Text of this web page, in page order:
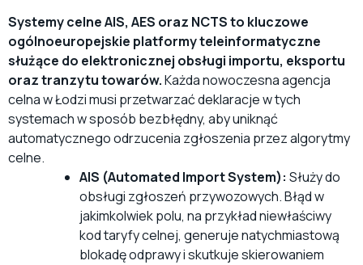
Systemy celne AIS, AES oraz NCTS to kluczowe
ogólnoeuropejskie platformy teleinformatyczne
służące do elektronicznej obsługi importu, eksportu
oraz tranzytu towarów.Każda nowoczesna agencja
celna w Łodzi musi przetwarzać deklaracje w tych
systemach w sposób bezbłędny, aby uniknąć
automatycznego odrzucenia zgłoszenia przez algorytmy
celne.
AIS (Automated Import System): Służy do
obsługi zgłoszeń przywozowych. Błąd w
jakimkolwiek polu, na przykład niewłaściwy
kod taryfy celnej, generuje natychmiastową
blokadę odprawy i skutkuje skierowaniem